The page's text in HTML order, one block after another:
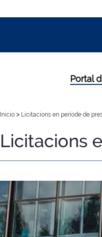
Portal
Inicio > Licitacions en període de
Licitacions